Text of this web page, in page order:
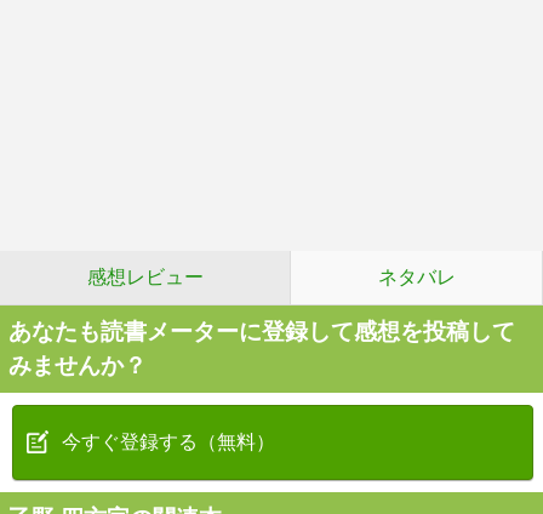
感想レビュー ネタバレ
あなたも読書メーターに登録して感想を投稿して
みませんか？
今すぐ登録する（無料）